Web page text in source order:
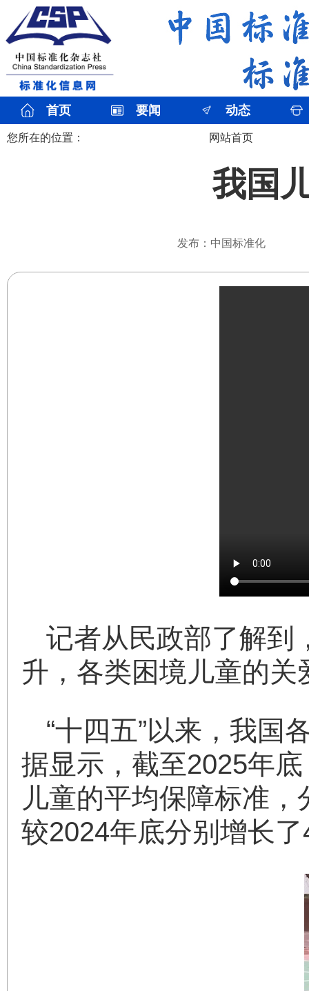
首页 要闻 动态
您所在的位置： 网站首页
我国
发布：中国标准化
记者从民政部了解到
升，各类困境儿童的
“十四五”以来，我国
据显示，截至2025年
儿童的平均保障标准
较2024年底分别增长